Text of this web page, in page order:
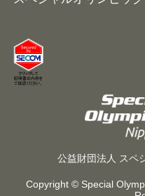
公益財団法人 スペ
Copyright © Special